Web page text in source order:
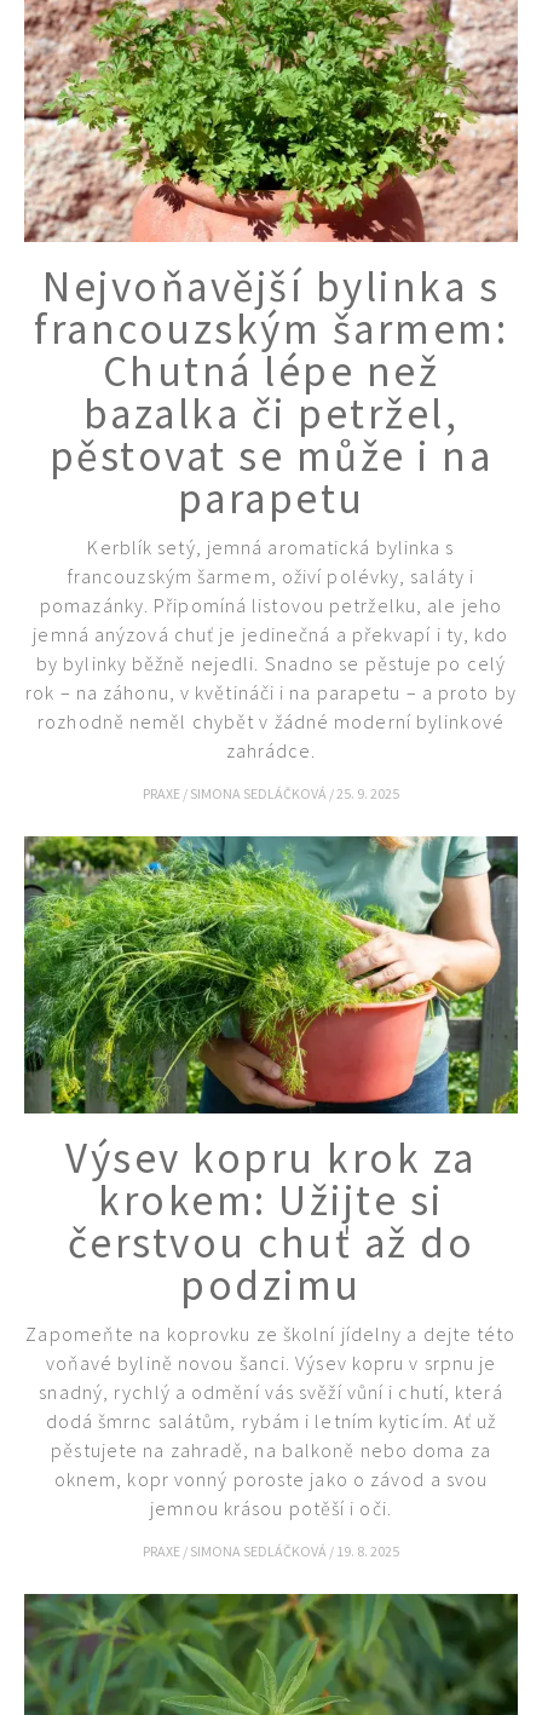
Nejvoňavější bylinka s
francouzským šarmem:
Chutná lépe než
bazalka či petržel,
pěstovat se může i na
parapetu
Kerblík setý, jemná aromatická bylinka s
francouzským šarmem, oživí polévky, saláty i
pomazánky. Připomíná listovou petrželku, ale jeho
jemná anýzová chuť je jedinečná a překvapí i ty, kdo
by bylinky běžně nejedli. Snadno se pěstuje po celý
rok – na záhonu, v květináči i na parapetu – a proto by
rozhodně neměl chybět v žádné moderní bylinkové
zahrádce.
PRAXE / SIMONA SEDLÁČKOVÁ / 25. 9. 2025
Výsev kopru krok za
krokem: Užijte si
čerstvou chuť až do
podzimu
Zapomeňte na koprovku ze školní jídelny a dejte této
voňavé bylině novou šanci. Výsev kopru v srpnu je
snadný, rychlý a odmění vás svěží vůní i chutí, která
dodá šmrnc salátům, rybám i letním kyticím. Ať už
pěstujete na zahradě, na balkoně nebo doma za
oknem, kopr vonný poroste jako o závod a svou
jemnou krásou potěší i oči.
PRAXE / SIMONA SEDLÁČKOVÁ / 19. 8. 2025